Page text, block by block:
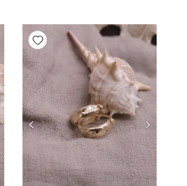
Add wishlist